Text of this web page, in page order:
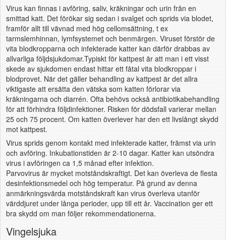
Virus kan finnas i avföring, saliv, kräkningar och urin från en
smittad katt. Det förökar sig sedan i svalget och sprids via blodet,
framför allt till vävnad med hög cellomsättning, t ex
tarmslemhinnan, lymfsystemet och benmärgen. Viruset förstör de
vita blodkropparna och infekterade katter kan därför drabbas av
allvarliga följdsjukdomar.Typiskt för kattpest är att man i ett visst
skede av sjukdomen endast hittar ett fåtal vita blodkroppar i
blodprovet. När det gäller behandling av kattpest är det allra
viktigaste att ersätta den vätska som katten förlorar via
kräkningarna och diarrén. Ofta behövs också antibiotikabehandling
för att förhindra följdinfektioner. Risken för dödsfall varierar mellan
25 och 75 procent. Om katten överlever har den ett livslångt skydd
mot kattpest.
Virus sprids genom kontakt med infekterade katter, främst via urin
och avföring. Inkubationstiden är 2-10 dagar. Katter kan utsöndra
virus i avföringen ca 1,5 månad efter infektion.
Parvovirus är mycket motståndskraftigt. Det kan överleva de flesta
desinfektionsmedel och hög temperatur. På grund av denna
anmärkningsvärda motståndskraft kan virus överleva utanför
värddjuret under långa perioder, upp till ett år. Vaccination ger ett
bra skydd om man följer rekommendationerna.
Vingelsjuka